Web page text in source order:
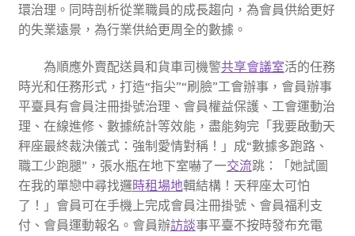
環治理。同時剖析從業職員的成長趨向，為會員供給更好
的失業遠景，為行業供給更周全的數據。
為順應外賣配送員和貨車司機警共享會議室活的任務
時光和任務形式，打造“指尖”“刷臉”工會辦事，會員辦事
平臺具有會員注冊掛號治理、會員權益保護、工會運動治
理、在線進修、數據統計等效能，盡能夠完「我要啟動天
秤座最終裁決儀式：強制愛情對稱！」成“數據多跑路、
職工少跑腿”，張水瓶在地下室嚇了一交流跳：「她試圖
在我的單戀中尋找邏時租場地輯結構！天秤座太可怕
了！」會員可在手機上完成會員注冊掛號、會員福利支
付、會員運動報名。會員辦訪談事平臺不按時發布充電